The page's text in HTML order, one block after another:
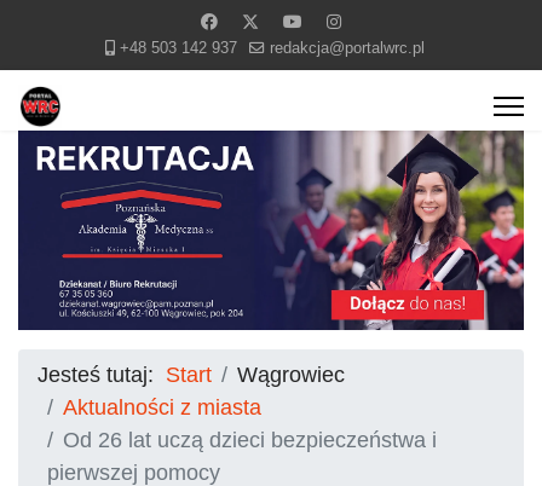
+48 503 142 937 redakcja@portalwrc.pl
Jesteś tutaj: Start
Wągrowiec
Aktualności z miasta
Od 26 lat uczą dzieci bezpieczeństwa i
pierwszej pomocy